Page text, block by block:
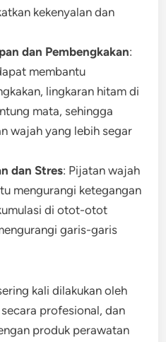
kekenyalan dan
dan Pembengkakan:
membantu
lingkaran hitam di
mata, sehingga
wajah yang lebih segar
dan Stres: Pijatan wajah
mengurangi ketegangan
di otot-otot
garis-garis
kali dilakukan oleh
profesional, dan
produk perawatan